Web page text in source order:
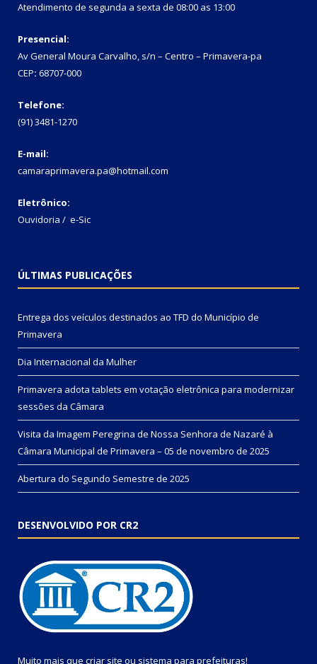
Atendimento de segunda a sexta de 08:00 as 13:00
Presencial:
Av General Moura Carvalho, s/n – Centro – Primavera-pa
CEP: 68707-000
Telefone:
(91) 3481-1270
E-mail:
camaraprimavera.pa@hotmail.com
Eletrônico:
Ouvidoria / e-Sic
ÚLTIMAS PUBLICAÇÕES
Entrega dos veículos destinados ao TFD do Município de
Primavera
Dia Internacional da Mulher
Primavera adota tablets em votação eletrônica para modernizar
sessões da Câmara
Visita da Imagem Peregrina de Nossa Senhora de Nazaré à
Câmara Municipal de Primavera – 05 de novembro de 2025
Abertura do Segundo Semestre de 2025
DESENVOLVIDO POR CR2
Muito mais que criar site ou sistema para prefeituras!